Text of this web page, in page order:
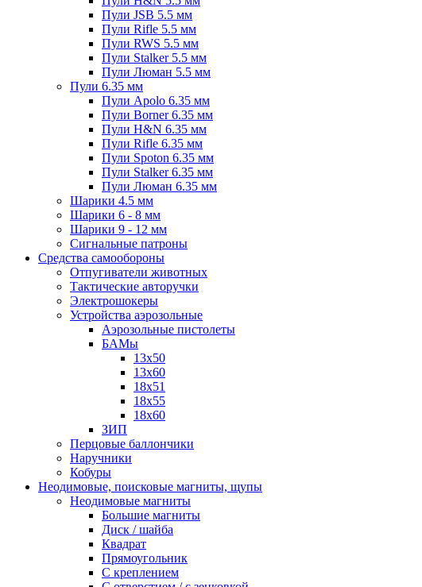
Пули JSB 5.5 мм
Пули Rifle 5.5 мм
Пули RWS 5.5 мм
Пули Stalker 5.5 мм
Пули Люман 5.5 мм
Пули 6.35 мм
Пули Apolo 6.35 мм
Пули Borner 6.35 мм
Пули H&N 6.35 мм
Пули Rifle 6.35 мм
Пули Spoton 6.35 мм
Пули Stalker 6.35 мм
Пули Люман 6.35 мм
Шарики 4.5 мм
Шарики 6 - 8 мм
Шарики 9 - 12 мм
Сигнальные патроны
Средства самообороны
Отпугиватели животных
Тактические авторучки
Электрошокеры
Устройства аэрозольные
Аэрозольные пистолеты
БАМы
13х50
13х60
18х51
18х55
18х60
ЗИП
Перцовые баллончики
Наручники
Кобуры
Неодимовые, поисковые магниты, щупы
Неодимовые магниты
Большие магниты
Диск / шайба
Квадрат
Прямоугольник
С креплением